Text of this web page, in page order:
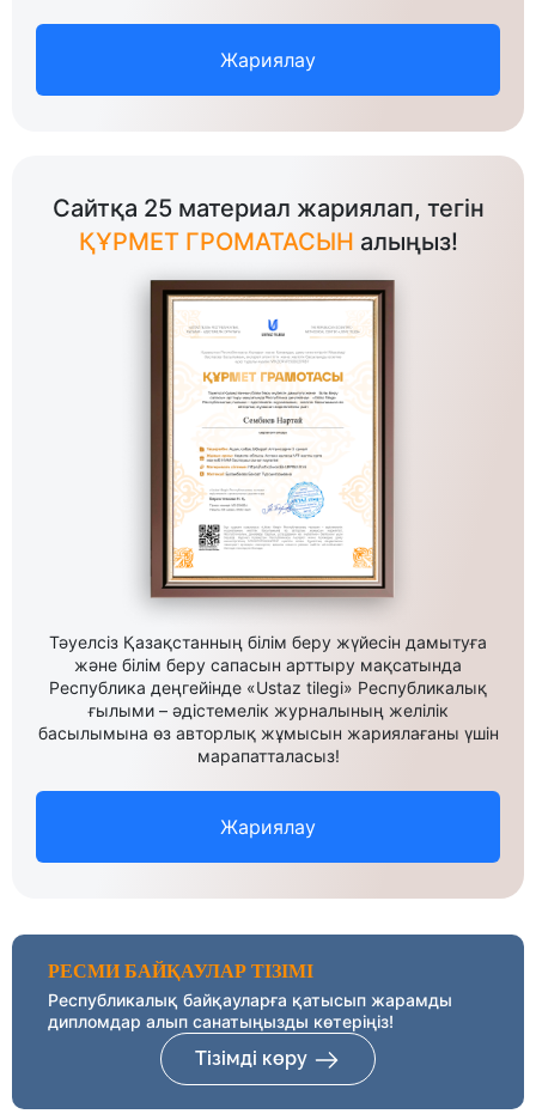
Жариялау
Сайтқа 25 материал жариялап, тегін
ҚҰРМЕТ ГРОМАТАСЫН алыңыз!
Тәуелсіз Қазақстанның білім беру жүйесін дамытуға
және білім беру сапасын арттыру мақсатында
Республика деңгейінде «Ustaz tilegi» Республикалық
ғылыми – әдістемелік журналының желілік
басылымына өз авторлық жұмысын жариялағаны үшін
марапатталасыз!
Жариялау
РЕСМИ БАЙҚАУЛАР ТІЗІМІ
Республикалық байқауларға қатысып жарамды
дипломдар алып санатыңызды көтеріңіз!
Тізімді көру